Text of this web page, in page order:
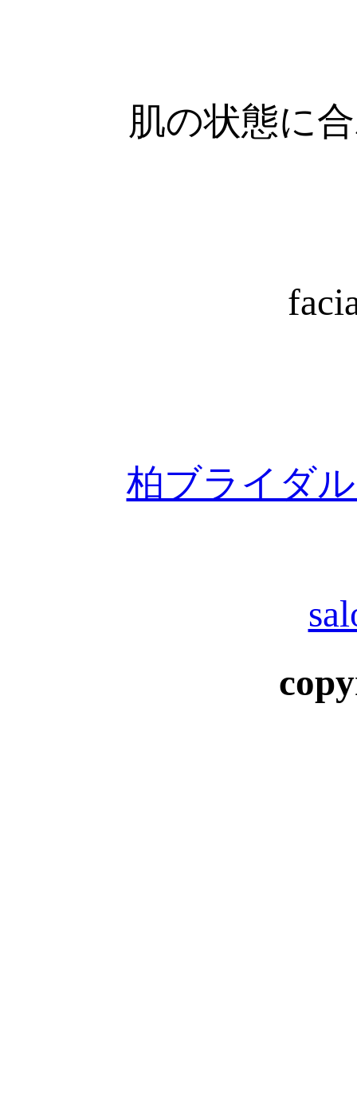
肌の状態に
柏ブライダ